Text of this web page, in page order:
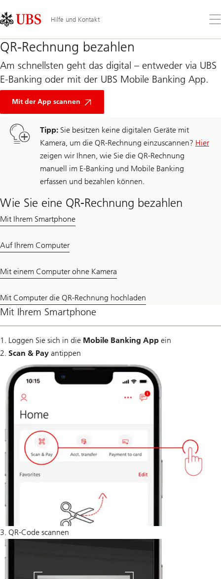
Links
Area
Hilfe und Kontakt
Sie
QR-Rechnung bezahlen
Am schnellsten geht das digital – entweder via UBS
E-Banking oder mit der UBS Mobile Banking App.
Mit der App scannen
Tipp:Sie besitzen keine digitalen Geräte mit
Kamera, um die QR-Rechnung einzuscannen? Hier
zeigen wir Ihnen, wie Sie die QR-Rechnung
manuell im E-Banking und Mobile Banking
erfassen und bezahlen können.
Wie Sie eine QR-Rechnung bezahlen
Mit Ihrem Smartphone
Auf Ihrem Computer
Mit einem Computer ohne Kamera
Mit Computer die QR-Rechnung hochladen
Mit Ihrem Smartphone
1. Loggen Sie sich in die Mobile Banking App ein
2. Scan & Pay antippen
3. QR-Code scannen